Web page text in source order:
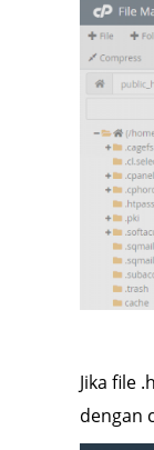
Jika file
dengan